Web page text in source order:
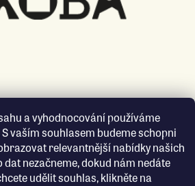
a vyhodnocování používáme
vaším souhlasem budeme schopni
relevantnější nabídky našich
nezačneme, dokud nám nedáte
udělit souhlas, klikněte na